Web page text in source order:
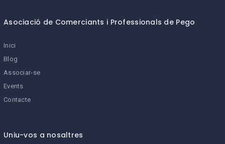
Asociació de Comerciants i Professionals de Pego
Inici
Blog
Associar-se
Events
Contacte
Uniu-vos a nosaltres